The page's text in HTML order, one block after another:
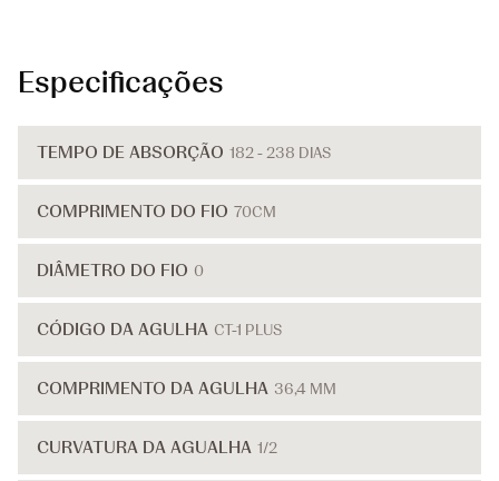
Especificações
TEMPO DE ABSORÇÃO 182 - 238 DIAS
COMPRIMENTO DO FIO 70CM
DIÂMETRO DO FIO 0
CÓDIGO DA AGULHA CT-1 PLUS
COMPRIMENTO DA AGULHA 36,4 MM
CURVATURA DA AGUALHA 1/2